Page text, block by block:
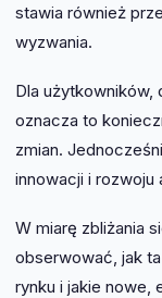
stawia również
wyzwania.
Dla
oznacza to
zmian.
innowacji i rozwoju
W miarę zbliżania
obserwować, jak
rynku i jakie nowe,